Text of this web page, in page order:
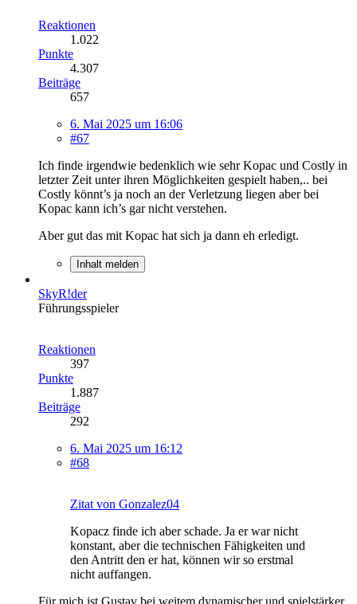
Reaktionen
1.022
Punkte
4.307
Beiträge
657
6. Mai 2025 um 16:06
#67
Ich finde irgendwie bedenklich wie sehr Kopac und Costly in
letzter Zeit unter ihren Möglichkeiten gespielt haben,.. bei
Costly könnt’s ja noch an der Verletzung liegen aber bei
Kopac kann ich’s gar nicht verstehen.
Aber gut das mit Kopac hat sich ja dann eh erledigt.
Inhalt melden
SkyR!der
Führungsspieler
Reaktionen
397
Punkte
1.887
Beiträge
292
6. Mai 2025 um 16:12
#68
Zitat von Gonzalez04
Kopacz finde ich aber schade. Ja er war nicht
konstant, aber die technischen Fähigkeiten und
den Antritt den er hat, können wir so erstmal
nicht auffangen.
Für mich ist Gustav bei weitem dynamischer und spielstärker